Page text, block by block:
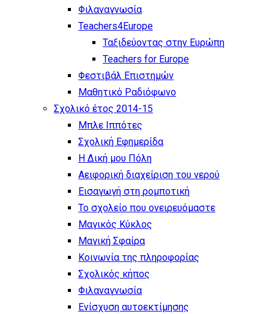
Φιλαναγνωσία
Teachers4Europe
Ταξιδεύοντας στην Ευρώπη
Teachers for Europe
Φεστιβάλ Επιστημών
Μαθητικό Ραδιόφωνο
Σχολικό έτος 2014-15
Μπλε Ιππότες
Σχολική Εφημερίδα
Η Δική μου Πόλη
Αειφορική διαχείριση του νερού
Εισαγωγή στη ρομποτική
Το σχολείο που ονειρευόμαστε
Μαγικός Κύκλος
Μαγική Σφαίρα
Kοινωνία της πληροφορίας
Σχολικός κήπος
Φιλαναγνωσία
Eνίσχυση αυτοεκτίμησης